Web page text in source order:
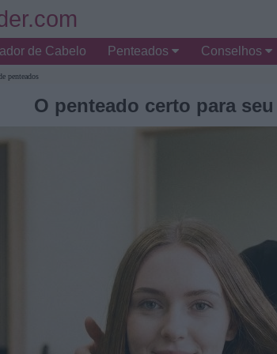
de Cabelo Penteados Conselhos
penteados
O penteado certo para